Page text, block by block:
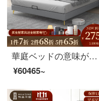
華庭ベッドの意味があります。主なベッドルームは近代的でシンプルなダブルベッドです。北欧の1.8メートルのシングルベッド家具です。1.8シングルベッド+ラテックスベッド+マットレス+マットレス*2
¥60465~